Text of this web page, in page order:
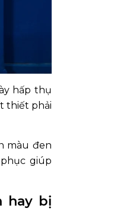
hấp thụ
thiết phải
màu đen
giúp
hay bị